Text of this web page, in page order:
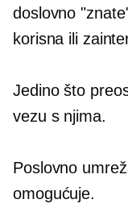
doslovno
korisna ili
Jedino što
vezu s njima.
Poslovno
omogućuje.